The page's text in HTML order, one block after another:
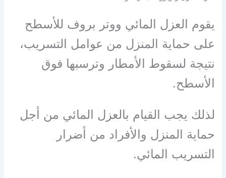
يقوم العزل المائي ووتر بروف للأسطح
على حماية المنزل من عوامل التسريب،
نتيجة لسقوط الأمطار وترسبها فوق
الأسطح.
لذلك يجب القيام بالعزل المائي من أجل
حماية المنزل والأفراد من أضرار
التسريب المائي.